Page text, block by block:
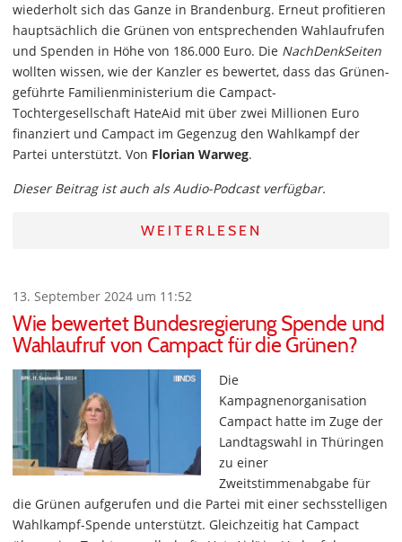
wiederholt sich das Ganze in Brandenburg. Erneut profitieren
hauptsächlich die Grünen von entsprechenden Wahlaufrufen
und Spenden in Höhe von 186.000 Euro. Die NachDenkSeiten
wollten wissen, wie der Kanzler es bewertet, dass das Grünen-
geführte Familienministerium die Campact-
Tochtergesellschaft HateAid mit über zwei Millionen Euro
finanziert und Campact im Gegenzug den Wahlkampf der
Partei unterstützt. Von Florian Warweg.
Dieser Beitrag ist auch als Audio-Podcast verfügbar.
WEITERLESEN
13. September 2024 um 11:52
Wie bewertet Bundesregierung Spende und
Wahlaufruf von Campact für die Grünen?
Die
Kampagnenorganisation
Campact hatte im Zuge der
Landtagswahl in Thüringen
zu einer
Zweitstimmenabgabe für
die Grünen aufgerufen und die Partei mit einer sechsstelligen
Wahlkampf-Spende unterstützt. Gleichzeitig hat Campact